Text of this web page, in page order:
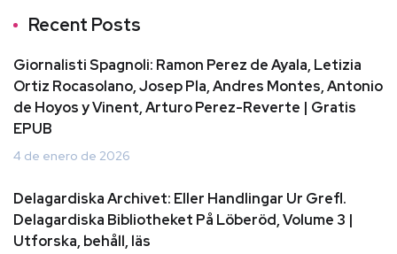
Recent Posts
Giornalisti Spagnoli: Ramon Perez de Ayala, Letizia
Ortiz Rocasolano, Josep Pla, Andres Montes, Antonio
de Hoyos y Vinent, Arturo Perez-Reverte | Gratis
EPUB
4 de enero de 2026
Delagardiska Archivet: Eller Handlingar Ur Grefl.
Delagardiska Bibliotheket På Löberöd, Volume 3 |
Utforska, behåll, läs